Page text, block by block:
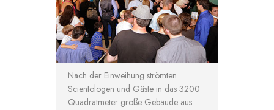
Nach der Einweihung strömten
Scientologen und Gäste in das 3200
Quadratmeter große Gebäude aus